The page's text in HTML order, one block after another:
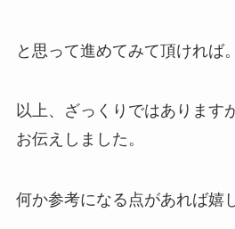
と思って進めてみて頂ければ。
以上、ざっくりではあります
お伝えしました。
何か参考になる点があれば嬉